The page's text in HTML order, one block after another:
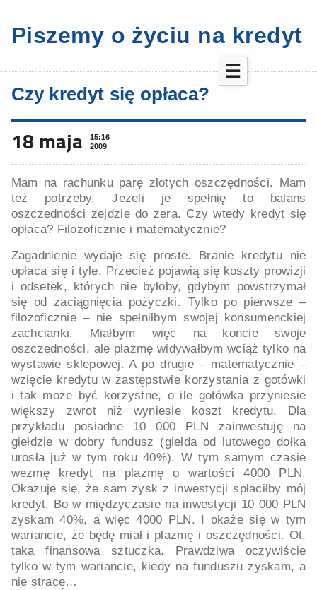
Piszemy o życiu na kredyt
☰
Czy kredyt się opłaca?
18 maja
15:16
2009
Mam na rachunku parę złotych oszczędności. Mam
też potrzeby. Jezeli je spełnię to balans
oszczędności zejdzie do zera. Czy wtedy kredyt się
opłaca? Filozoficznie i matematycznie?
Zagadnienie wydaje się proste. Branie kredytu nie
opłaca się i tyle. Przecież pojawią się koszty prowizji
i odsetek, których nie byłoby, gdybym powstrzymał
się od zaciągnięcia pożyczki. Tylko po pierwsze –
filozoficznie – nie spełniłbym swojej konsumenckiej
zachcianki. Miałbym więc na koncie swoje
oszczędności, ale plazmę widywałbym wciąż tylko na
wystawie sklepowej. A po drugie – matematycznie –
wzięcie kredytu w zastępstwie korzystania z gotówki
i tak może być korzystne, o ile gotówka przyniesie
większy zwrot niż wyniesie koszt kredytu. Dla
przykładu posiadne 10 000 PLN zainwestuję na
giełdzie w dobry fundusz (giełda od lutowego dołka
urosła już w tym roku 40%). W tym samym czasie
wezmę kredyt na plazmę o wartości 4000 PLN.
Okazuje się, że sam zysk z inwestycji spłaciłby mój
kredyt. Bo w międzyczasie na inwestycji 10 000 PLN
zyskam 40%, a więc 4000 PLN. I okaże się w tym
wariancie, że będę miał i plazmę i oszczędności. Ot,
taka finansowa sztuczka. Prawdziwa oczywiście
tylko w tym wariancie, kiedy na funduszu zyskam, a
nie stracę…